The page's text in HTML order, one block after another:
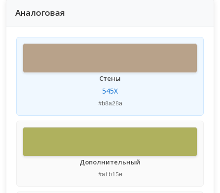
Аналоговая
Стены
545X
#b8a28a
Дополнительный
#afb15e